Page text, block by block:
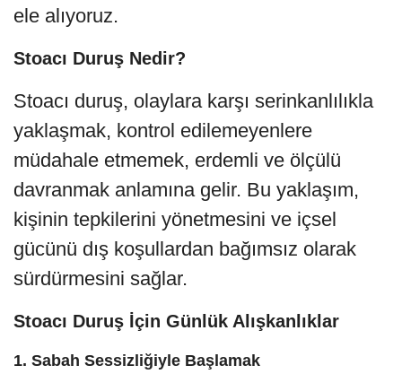
ele alıyoruz.
Stoacı Duruş Nedir?
Stoacı duruş, olaylara karşı serinkanlılıkla
yaklaşmak, kontrol edilemeyenlere
müdahale etmemek, erdemli ve ölçülü
davranmak anlamına gelir. Bu yaklaşım,
kişinin tepkilerini yönetmesini ve içsel
gücünü dış koşullardan bağımsız olarak
sürdürmesini sağlar.
Stoacı Duruş İçin Günlük Alışkanlıklar
1. Sabah Sessizliğiyle Başlamak